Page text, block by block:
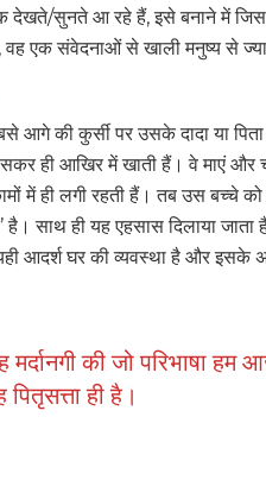
सुनते आ रहे हैं, इसे बनाने में जिस
वह एक संवेदनाओं से खाली मनुष्य से
आगे की कुर्सी पर उसके दादा या
ही आखिर में खाती हैं। वे माएं और
में ही लगी रहती हैं। तब उस बच्चे को
है। साथ ही यह एहसास दिलाया
आदर्श घर की व्यवस्था है और इसके
की जो परिभाषा हम
ही है।